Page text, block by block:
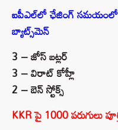
ఐపీఎల్‌లో ఛేజింగ్ సమయంలో
బ్యాట్స్‌మెన్
3 – జోస్ బట్లర్
3 – విరాట్ కోహ్లీ
2 – బెన్ స్టోక్స్
KKR పై 1000 పరుగులు